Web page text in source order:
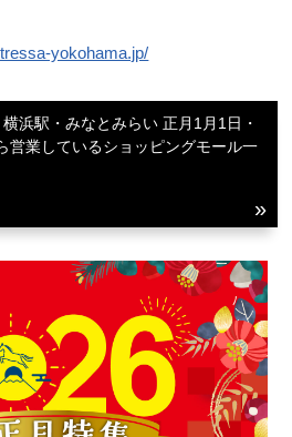
yokohama.jp/
浜駅・みなとみらい 正月1月1日・
営業しているショッピングモール一